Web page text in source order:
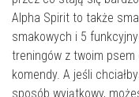
Alpha Spirit to także
smakowych i 5
treningów z twoim psem
komendy. A jeśli
sposób wyjątkowy,